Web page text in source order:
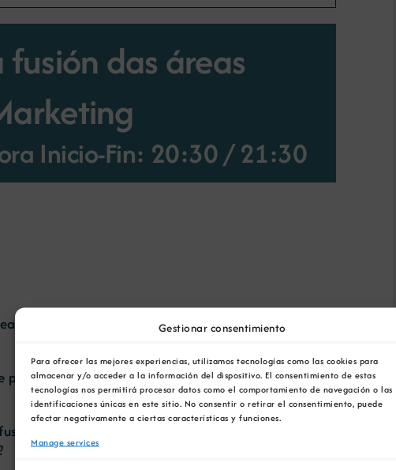
Gestionar consentimiento
Para ofrecer las mejores experiencias, utilizamos tecnologías como las cookies para
almacenar y/o acceder a la información del dispositivo. El consentimiento de estas
tecnologías nos permitirá procesar datos como el comportamiento de navegación o las
identificaciones únicas en este sitio. No consentir o retirar el consentimiento, puede
afectar negativamente a ciertas características y funciones.
Manage services
das áreas
Inicio-Fin: 20:30/21:30
resposta ao novo cliente híbrido: dixital e físico?
prevenda e postvenda?
con Vendas, e que novas ferramentas de